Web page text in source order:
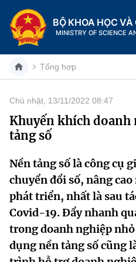
BỘ KHOA HỌC VÀ
MINISTRY OF SCIENCE
Danh mục
Trang chủ
Giới thiệu
Chức năng nhiệm vụ
Cơ cấu tổ chức
Lịch sử phát triển
Tin tức sự kiện
Khoa học và Công nghệ
Đổi mới sáng tạo
Dịch vụ công
Hệ thống văn bản
Tổng hợp
Chủ nhật, 13/11/2022 08:47
Khuyến khích doanh
tảng số
Nền tảng số là công cụ
chuyển đổi số, nâng
phát triển, nhất là sau
Covid-19. Đẩy nhanh
trong doanh nghiệp
dụng nền tảng số cũng